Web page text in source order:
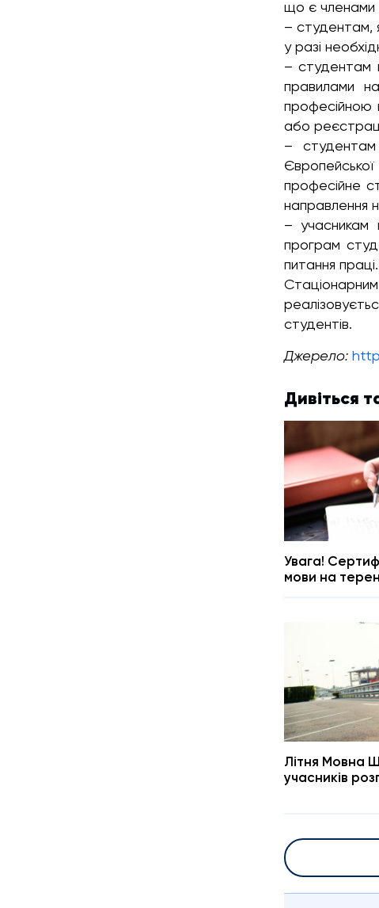
що є членами
– студентам,
у разі
– студентам
правилами
професійною
або
–
професійне
направлення
– учасникам
програм
питання праці.
студентів.
Джерело:
Дивіться
Увага!
мови на
Літня Мовна
учасників